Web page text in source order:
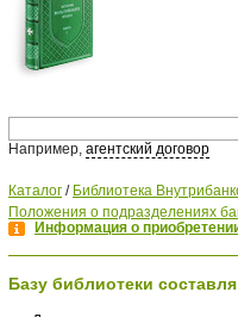
Например, агентский договор
Каталог / Библиотека
Положения о подразделениях
Информация о
Базу библиотеки